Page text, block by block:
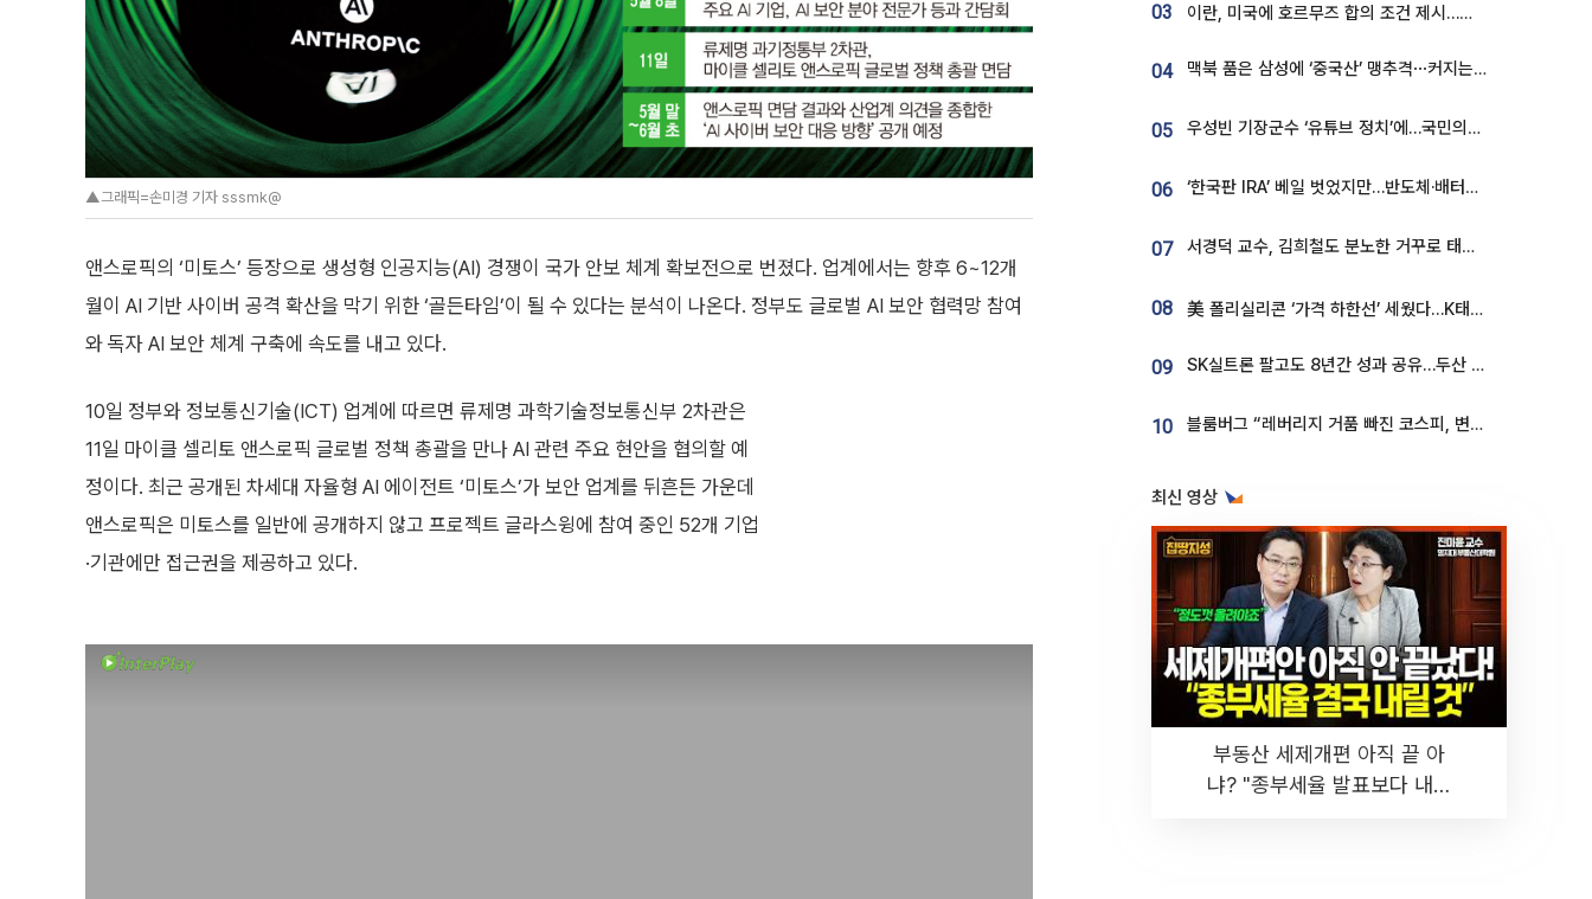
▲그래픽=손미경 기자 sssmk@
앤스로픽의 ‘미토스’ 등장으로 생성형 인공지능(AI) 경쟁이 국가 안보 체계 확보전으로 번졌다. 업계에서는 향후 6~12개
월이 AI 기반 사이버 공격 확산을 막기 위한 ‘골든타임’이 될 수 있다는 분석이 나온다. 정부도 글로벌 AI 보안 협력망 참여
와 독자 AI 보안 체계 구축에 속도를 내고 있다.
10일 정부와 정보통신기술(ICT) 업계에 따르면 류제명 과학기술정보통신부 2차관은
11일 마이클 셀리토 앤스로픽 글로벌 정책 총괄을 만나 AI 관련 주요 현안을 협의할 예
정이다. 최근 공개된 차세대 자율형 AI 에이전트 ‘미토스’가 보안 업계를 뒤흔든 가운데
앤스로픽은 미토스를 일반에 공개하지 않고 프로젝트 글라스윙에 참여 중인 52개 기업
·기관에만 접근권을 제공하고 있다.
03 이란, 미국에 호르무즈 합의 조건 제시…美 “경기 아직 안 끝나” [종합]
04 맥북 품은 삼성에 ‘중국산’ 맹추격⋯커지는 노트북 OLED 시장
05 우성빈 기장군수 ‘유튜브 정치’에…국민의힘 군의원들 집단 반발
06 ‘한국판 IRA’ 베일 벗었지만…반도체·배터리 업계 “시행령이 관건”
07 서경덕 교수, 김희철도 분노한 거꾸로 태극기⋯"엉터리는 아냐, 아쉬울 뿐"
08 美 폴리실리콘 ‘가격 하한선’ 세웠다…K태양광 수혜 기대
09 SK실트론 팔고도 8년간 성과 공유…두산 인수대금 2.3조가 끝 아냐
10 블룸버그 “레버리지 거품 빠진 코스피, 변동성 최악 국면 지났을 가능성”
최신 영상
부동산 세제개편 아직 끝 아
냐? "종부세율 발표보다 내릴